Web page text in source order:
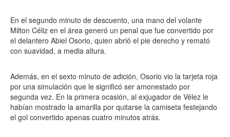
En el segundo minuto de descuento, una mano del volante
Milton Céliz en el área generó un penal que fue convertido por
el delantero Abiel Osorio, quien abrió el pie derecho y remató
con suavidad, a media altura.
Además, en el sexto minuto de adición, Osorio vio la tarjeta roja
por una simulación que le significó ser amonestado por
segunda vez. En la primera ocasión, al exjugador de Vélez le
habían mostrado la amarilla por quitarse la camiseta festejando
el gol convertido apenas cuatro minutos atrás.